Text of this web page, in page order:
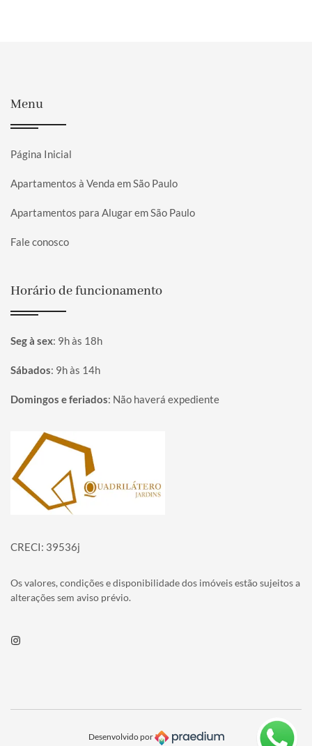
Menu
Página Inicial
Apartamentos à Venda em São Paulo
Apartamentos para Alugar em São Paulo
Fale conosco
Horário de funcionamento
Seg à sex: 9h às 18h
Sábados: 9h às 14h
Domingos e feriados: Não haverá expediente
Página inicial
CRECI: 39536j
Os valores, condições e disponibilidade dos imóveis estão sujeitos a
alterações sem aviso prévio.
Instagram
Desenvolvido por